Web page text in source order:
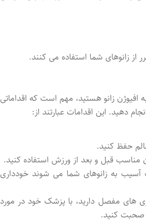
زانوهای شما استفاده می ‌کنند.
افیوژن زانو هستید، مهم است که اقداماتی
دهید. این اقدامات عبارتند از:
حفظ کنید.
قبل و بعد از ورزش استفاده کنید.
آسیب به زانوهای شما می ‌شوند خودداری
‌های مفصل دارید، با پزشک خود در مورد
صحبت کنید.